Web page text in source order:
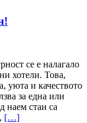
се е налагало
хотели. Това,
уюта и качеството
за една или
наем стаи са
[…]